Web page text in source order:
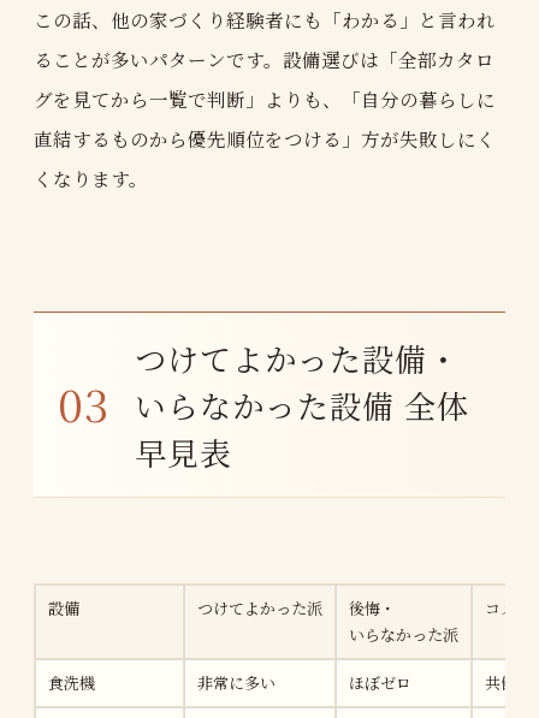
この話、他の家づくり経験者にも「わかる」と言われ
ることが多いパターンです。設備選びは「全部カタロ
グを見てから一覧で判断」よりも、「自分の暮らしに
直結するものから優先順位をつける」方が失敗しにく
くなります。
つけてよかった設備・
いらなかった設備 全体
早見表
設備 つけてよかった派
後悔・
いらなかった派
コメン
食洗機 非常に多い ほぼゼロ 共働き